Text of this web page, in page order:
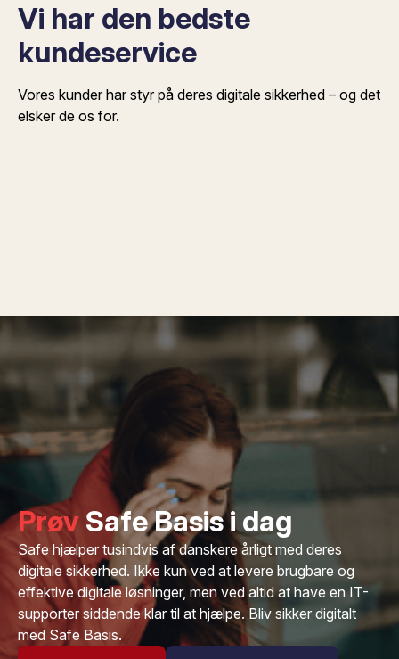
Vi har den bedste
kundeservice
Vores kunder har styr på deres digitale sikkerhed – og det
elsker de os for.
Prøv Safe Basis i dag
Safe hjælper tusindvis af danskere årligt med deres
digitale sikkerhed. Ikke kun ved at levere brugbare og
effektive digitale løsninger, men ved altid at have en IT-
supporter siddende klar til at hjælpe. Bliv sikker digitalt
med Safe Basis.